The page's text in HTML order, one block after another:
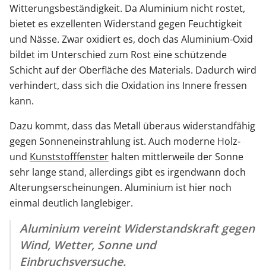
Witterungsbeständigkeit. Da Aluminium nicht rostet,
bietet es exzellenten Widerstand gegen Feuchtigkeit
und Nässe. Zwar oxidiert es, doch das Aluminium-Oxid
bildet im Unterschied zum Rost eine schützende
Schicht auf der Oberfläche des Materials. Dadurch wird
verhindert, dass sich die Oxidation ins Innere fressen
kann.
Dazu kommt, dass das Metall überaus widerstandfähig
gegen Sonneneinstrahlung ist. Auch moderne Holz-
und Kunststofffenster halten mittlerweile der Sonne
sehr lange stand, allerdings gibt es irgendwann doch
Alterungserscheinungen. Aluminium ist hier noch
einmal deutlich langlebiger.
Aluminium vereint Widerstandskraft gegen
Wind, Wetter, Sonne und
Einbruchsversuche.